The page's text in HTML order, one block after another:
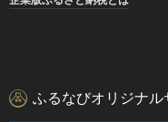
ふるなびオリジナル